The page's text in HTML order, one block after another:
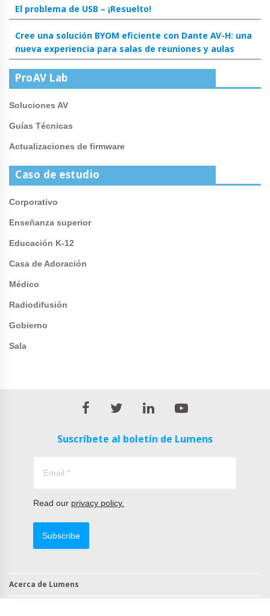
El problema de USB – ¡Resuelto!
Cree una solución BYOM eficiente con Dante AV-H: una
nueva experiencia para salas de reuniones y aulas
ProAV Lab
Soluciones AV
Guías Técnicas
Actualizaciones de firmware
Caso de estudio
Corporativo
Enseñanza superior
Educación K-12
Casa de Adoración
Médico
Radiodifusión
Gobierno
Sala
Suscríbete al boletín de Lumens
Read our privacy policy.
Subscribe
Acerca de Lumens